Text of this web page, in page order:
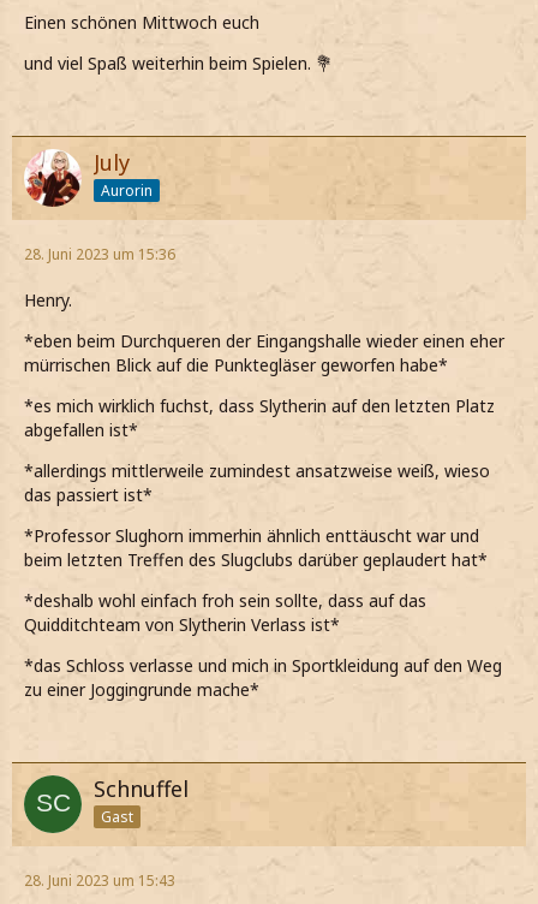
Einen schönen Mittwoch euch
und viel Spaß weiterhin beim Spielen. 💐
July
Aurorin
28. Juni 2023 um 15:36
Henry.
*eben beim Durchqueren der Eingangshalle wieder einen eher
mürrischen Blick auf die Punktegläser geworfen habe*
*es mich wirklich fuchst, dass Slytherin auf den letzten Platz
abgefallen ist*
*allerdings mittlerweile zumindest ansatzweise weiß, wieso
das passiert ist*
*Professor Slughorn immerhin ähnlich enttäuscht war und
beim letzten Treffen des Slugclubs darüber geplaudert hat*
*deshalb wohl einfach froh sein sollte, dass auf das
Quidditchteam von Slytherin Verlass ist*
*das Schloss verlasse und mich in Sportkleidung auf den Weg
zu einer Joggingrunde mache*
Schnuffel
Gast
28. Juni 2023 um 15:43